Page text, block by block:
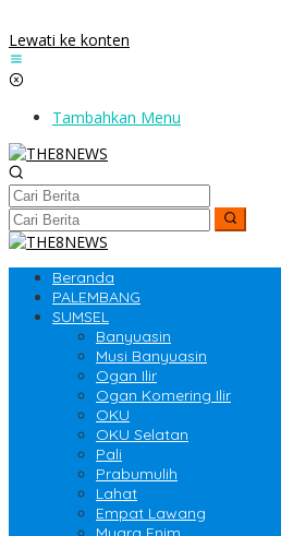
Lewati ke konten
Tambahkan Menu
Beranda
PALEMBANG
SUMSEL
Banyuasin
Musi Banyuasin
Ogan Ilir
Ogan Komering Ilir
OKU
OKU Selatan
Pali
Prabumulih
Lahat
Empat Lawang